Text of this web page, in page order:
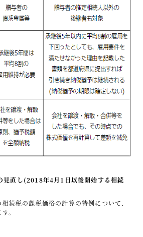
直し(2018年4月1日以後開始する相続
続税の課税価格の計算の特例について、
。